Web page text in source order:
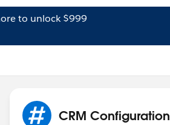
to unlock $999
CRM Configuration